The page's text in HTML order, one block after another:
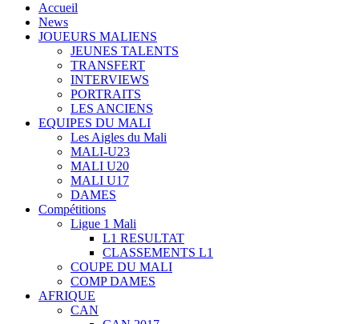
Accueil
News
JOUEURS MALIENS
JEUNES TALENTS
TRANSFERT
INTERVIEWS
PORTRAITS
LES ANCIENS
EQUIPES DU MALI
Les Aigles du Mali
MALI-U23
MALI U20
MALI U17
DAMES
Compétitions
Ligue 1 Mali
L1 RESULTAT
CLASSEMENTS L1
COUPE DU MALI
COMP DAMES
AFRIQUE
CAN